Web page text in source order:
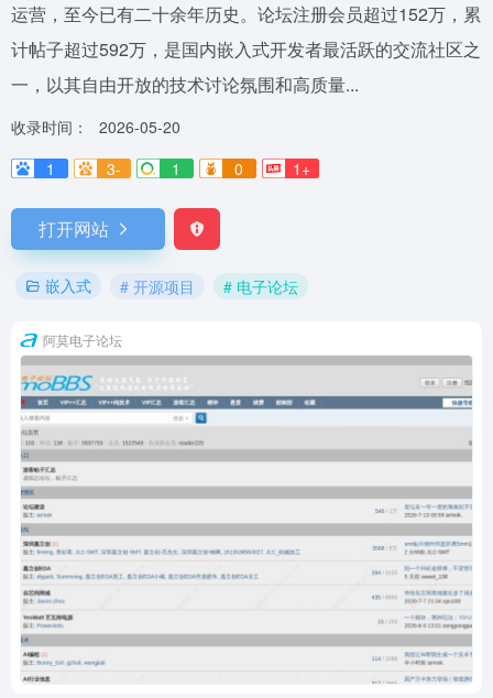
运营，至今已有二十余年历史。论坛注册会员超过152万，累
计帖子超过592万，是国内嵌入式开发者最活跃的交流社区之
一，以其自由开放的技术讨论氛围和高质量...
收录时间：
2026-05-20
1
3- 1 0 1+
打开网站
嵌入式 # 开源项目 # 电子论坛
阿莫电子论坛